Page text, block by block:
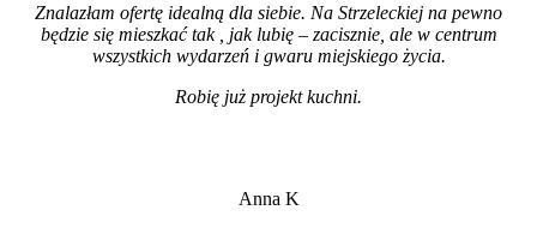
Znalazłam ofertę idealną dla siebie. Na Strzeleckiej na pewno
będzie się mieszkać tak , jak lubię – zacisznie, ale w centrum
wszystkich wydarzeń i gwaru miejskiego życia.
Robię już projekt kuchni.
Anna K